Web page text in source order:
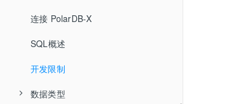
全局二级索引
混合负载 HTAP
全局变更日志 CDC
源码编译安装
系统与环境配置
软件包下载
安装 Docker 与镜像仓库
安装 Kubernetes
Sysbench 测试报告
TPC-C 测试报告
分布式
Sysbench 测试报告
TPC-C 测试报告
TPC-H 测试报告
连接 PolarDB-X
SQL概述
开发限制
数据类型